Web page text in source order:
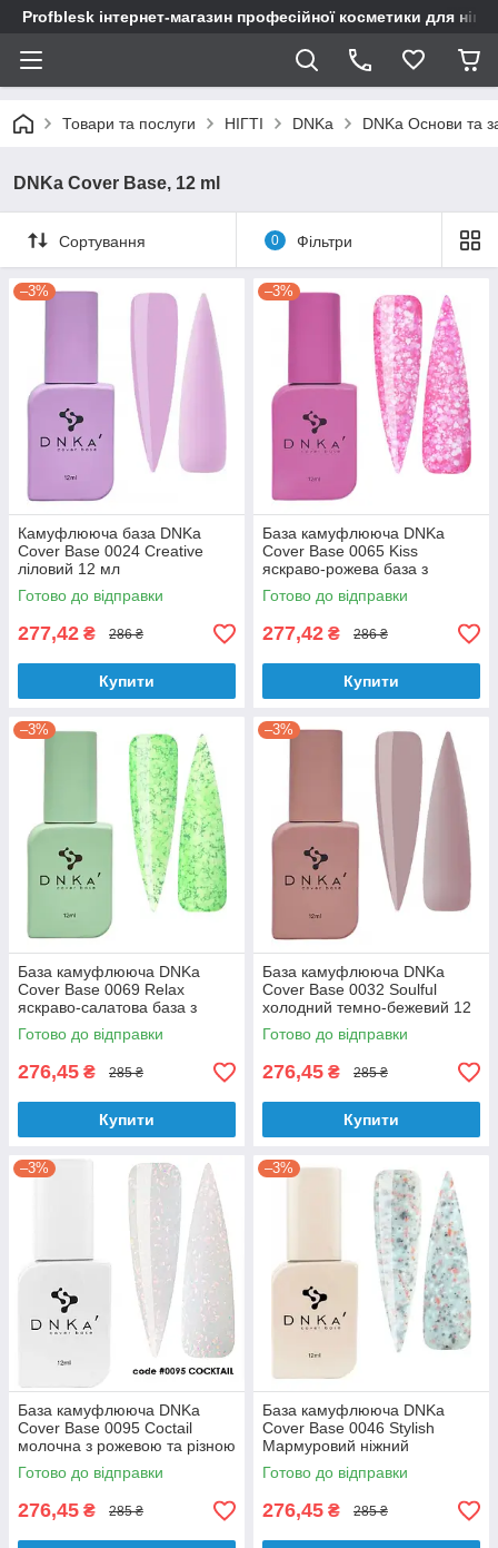
Profblesk інтернет-магазин професійної косметики для
Товари та послуги НІГТІ DNKa DNKa Основи та
DNKa Cover Base, 12 ml
Сортування 0 Фільтри
–3%
Камуфлююча база DNKa
Cover Base 0024 Сreative
ліловий 12 мл
Готово до відправки
277,42 ₴ 286 ₴
Купити
–3%
База камуфлююча DNKa
Cover Base 0065 Kiss
яскраво-рожева база з
багатокутниками 12 мл
Готово до відправки
277,42 ₴ 286 ₴
Купити
–3%
База камуфлююча DNKa
Cover Base 0069 Relax
яскраво-салатова база з
багатокутниками 12 мл
Готово до відправки
276,45 ₴ 285 ₴
Купити
–3%
База камуфлююча DNKa
Cover Base 0032 Soulful
холодний темно-бежевий 12
мл
Готово до відправки
276,45 ₴ 285 ₴
Купити
–3%
База камуфлююча DNKa
Cover Base 0095 Coctail
молочна з рожевою та різною
поталлю 12 мл
Готово до відправки
276,45 ₴ 285 ₴
–3%
База камуфлююча DNKa
Cover Base 0046 Stylish
Мармуровий ніжний
блакитно-сірий 12 мл
Готово до відправки
276,45 ₴ 285 ₴